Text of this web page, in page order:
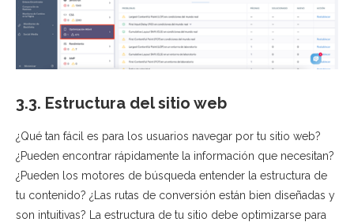
3.3. Estructura del sitio web
¿Qué tan fácil es para los usuarios navegar por tu sitio web?
¿Pueden encontrar rápidamente la información que necesitan?
¿Pueden los motores de búsqueda entender la estructura de
tu contenido? ¿Las rutas de conversión están bien diseñadas y
son intuitivas? La estructura de tu sitio debe optimizarse para